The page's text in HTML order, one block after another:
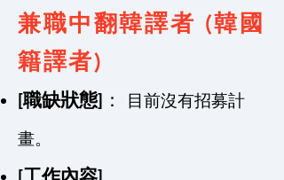
兼職中翻韓譯者 (韓國
籍譯者)
[職缺狀態] ：
目前沒有招募計
畫。